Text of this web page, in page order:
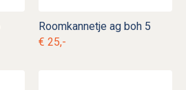
Roomkannetje ag boh 5
€ 25,-